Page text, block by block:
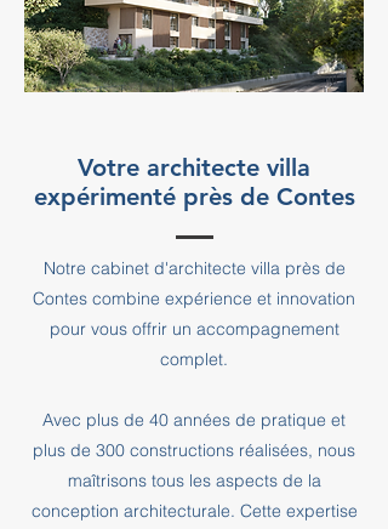
Votre architecte villa
expérimenté près de Contes
Notre cabinet d'architecte villa près de
Contes combine expérience et innovation
pour vous offrir un accompagnement
complet.
Avec plus de 40 années de pratique et
plus de 300 constructions réalisées, nous
maîtrisons tous les aspects de la
conception architecturale. Cette expertise